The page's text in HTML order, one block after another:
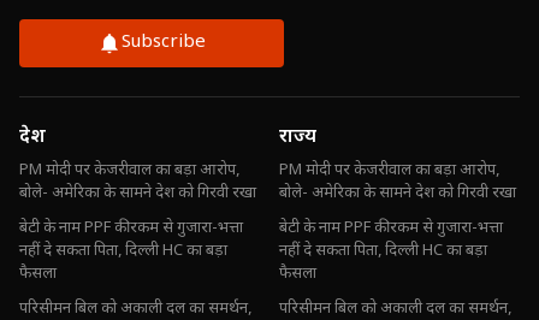
Subscribe
देश
PM मोदी पर केजरीवाल का बड़ा आरोप,
बोले- अमेरिका के सामने देश को गिरवी रखा
बेटी के नाम PPF की रकम से गुजारा-भत्ता
नहीं दे सकता पिता, दिल्ली HC का बड़ा
फैसला
परिसीमन बिल को अकाली दल का समर्थन,
राज्य
PM मोदी पर केजरीवाल का बड़ा आरोप,
बोले- अमेरिका के सामने देश को गिरवी रखा
बेटी के नाम PPF की रकम से गुजारा-भत्ता
नहीं दे सकता पिता, दिल्ली HC का बड़ा
फैसला
परिसीमन बिल को अकाली दल का समर्थन,